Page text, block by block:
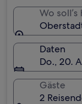
Wo
Daten
Do., 20.
Gäste
2